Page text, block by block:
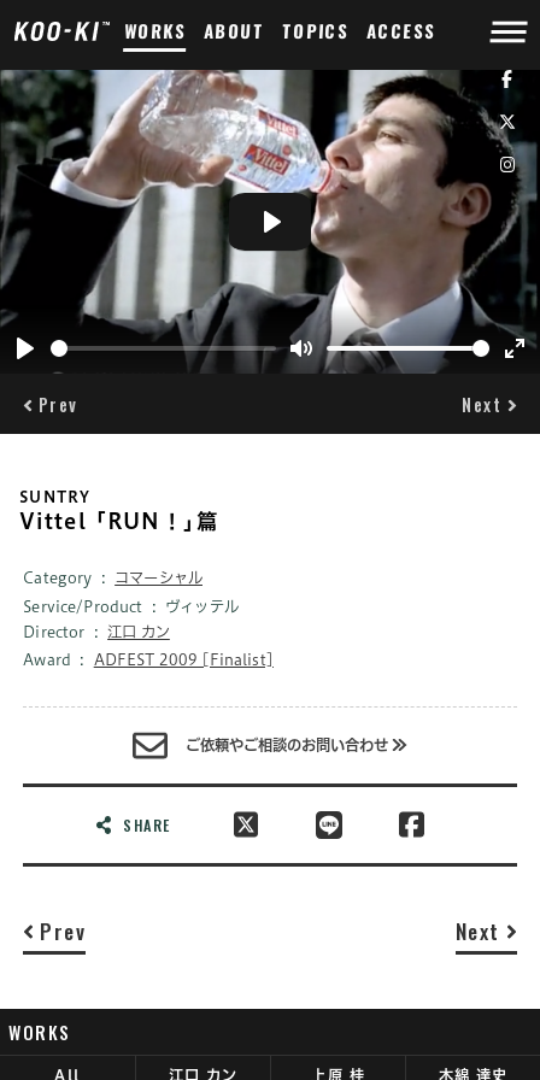
WORKS ABOUT TOPICS ACCESS
Play Mute
Play
Prev Next
SUNTRY
Vittel ｢RUN！｣篇
Category
コマーシャル
Service/Product
ヴィッテル
Director
江口 カン
Award
ADFEST 2009 [Finalist]
ご依頼やご相談のお問い合わせ
SHARE
Prev Next
WORKS
All 江口 カン 上原 桂 木綿 達史